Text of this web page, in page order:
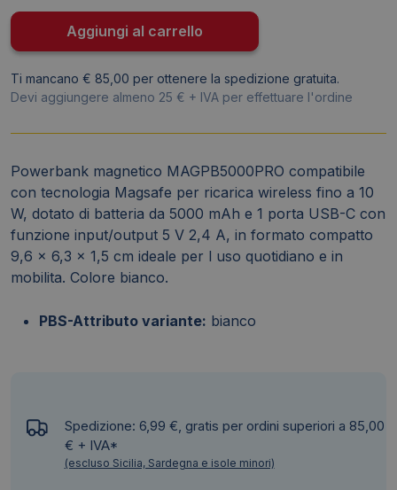
C
-
bianco
MAGPB5000PROWH
Aggiungi al carrello
Ti mancano € 85,00 per ottenere la spedizione gratuita.
Devi aggiungere almeno 25 € + IVA per effettuare l'ordine
Powerbank magnetico MAGPB5000PRO compatibile
con tecnologia Magsafe per ricarica wireless fino a 10
W, dotato di batteria da 5000 mAh e 1 porta USB-C con
funzione input/output 5 V 2,4 A, in formato compatto
9,6 x 6,3 x 1,5 cm ideale per l uso quotidiano e in
mobilita. Colore bianco.
PBS-Attributo variante: bianco
Spedizione: 6,99 €, gratis per ordini superiori a 85,00
€ + IVA*
(escluso Sicilia, Sardegna e isole minori)